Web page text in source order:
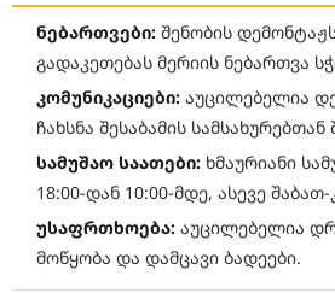
ნებართვები: შენობის
გადაკეთებას მერიის ნებართვა
კომუნიკაციები: აუცილებელია
ჩახსნა შესაბამის
სამუშაო საათები: ხმაურიანი
18:00-დან 10:00-მდე, ასევე შაბათ-
უსაფრთხოება: აუცილებელია
მოწყობა და დამცავი ბადეები.